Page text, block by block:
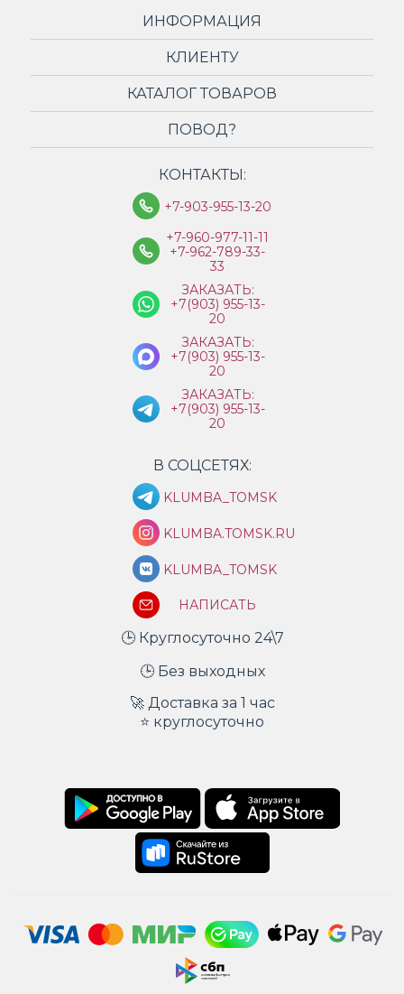
ИНФОРМАЦИЯ
КЛИЕНТУ
КАТАЛОГ ТОВАРОВ
ПОВОД?
КОНТАКТЫ:
+7-903-955-13-20
+7-960-977-11-11
+7-962-789-33-
33
ЗАКАЗАТЬ:
+7(903) 955-13-
20
ЗАКАЗАТЬ:
+7(903) 955-13-
20
ЗАКАЗАТЬ:
+7(903) 955-13-
20
В СОЦСЕТЯХ:
KLUMBA_TOMSK
KLUMBA.TOMSK.RU
KLUMBA_TOMSK
НАПИСАТЬ
🕒 Круглосуточно 24\7
🕒 Без выходных
🚀 Доставка за 1 час
⭐ круглосуточно